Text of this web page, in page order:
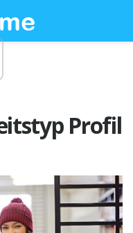
Profil